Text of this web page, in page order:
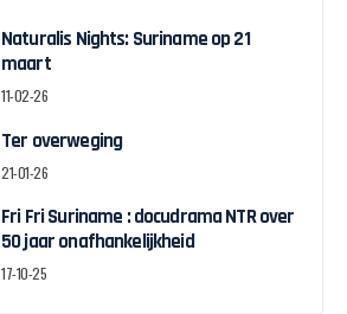
Naturalis Nights: Suriname op 21
maart
11-02-26
Ter overweging
21-01-26
Fri Fri Suriname : docudrama NTR over
50 jaar onafhankelijkheid
17-10-25